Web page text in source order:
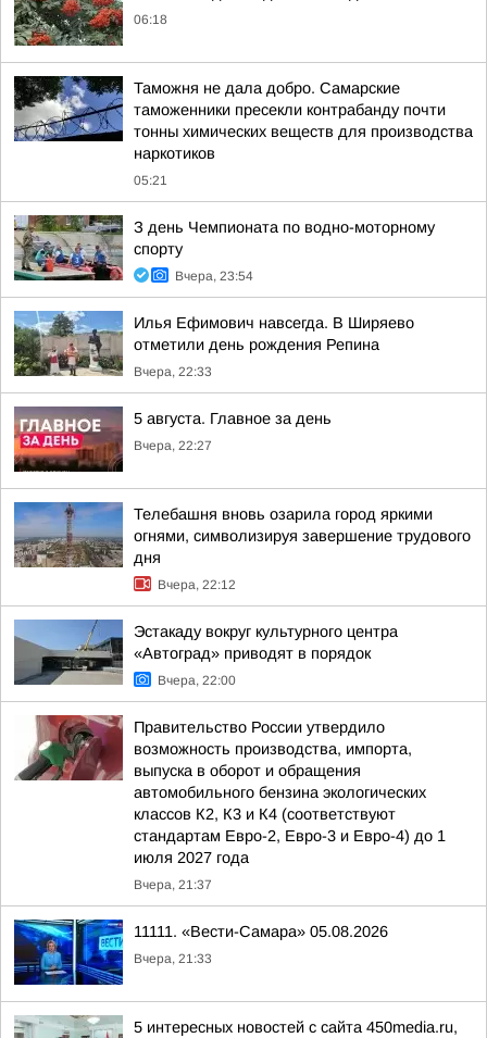
06:18
Таможня не дала добро. Самарские
таможенники пресекли контрабанду почти
тонны химических веществ для производства
наркотиков
05:21
З день Чемпионата по водно-моторному
спорту
Вчера, 23:54
Илья Ефимович навсегда. В Ширяево
отметили день рождения Репина
Вчера, 22:33
5 августа. Главное за день
Вчера, 22:27
Телебашня вновь озарила город яркими
огнями, символизируя завершение трудового
дня
Вчера, 22:12
Эстакаду вокруг культурного центра
«Автоград» приводят в порядок
Вчера, 22:00
Правительство России утвердило
возможность производства, импорта,
выпуска в оборот и обращения
автомобильного бензина экологических
классов К2, К3 и К4 (соответствуют
стандартам Евро-2, Евро-3 и Евро-4) до 1
июля 2027 года
Вчера, 21:37
11111. «Вести-Самара» 05.08.2026
Вчера, 21:33
5 интересных новостей с сайта 450media.ru,